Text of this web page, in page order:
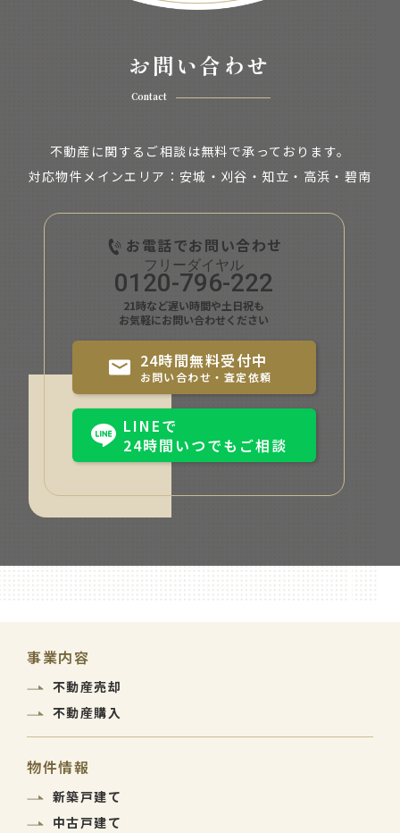
お問い合わせ
Contact
不動産に関するご相談は無料で承っております。
対応物件メインエリア：安城・刈谷・知立・ 高浜・碧南
お電話でお問い合わせ
0120-796-222
21時など遅い時間や土日祝も
お気軽にお問い合わせください
24時間無料受付中
お問い合わせ・査定依頼
LINEで
24時間いつでもご相談
事業内容
不動産売却
不動産購入
物件情報
新築戸建て
中古戸建て